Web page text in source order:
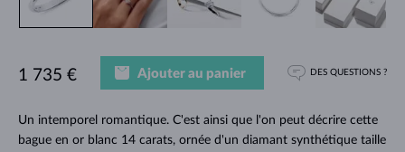
Un intemporel romantique. C'est ainsi que l'on peut décrire cette
bague en or blanc 14 carats, ornée d'un diamant synthétique taille
1 735 € Ajouter au panier DES QUESTIONS ?